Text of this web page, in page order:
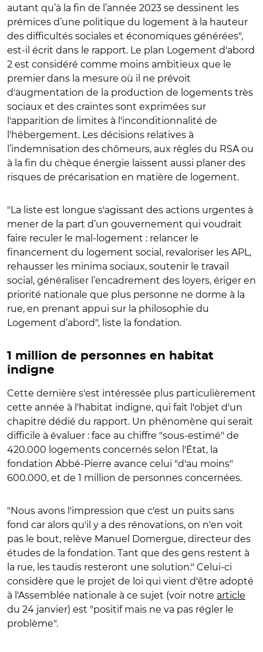
autant qu’à la fin de l’année 2023 se dessinent les
prémices d’une politique du logement à la hauteur
des difficultés sociales et économiques générées",
est-il écrit dans le rapport. Le plan Logement d'abord
2 est considéré comme moins ambitieux que le
premier dans la mesure où il ne prévoit
d'augmentation de la production de logements très
sociaux et des craintes sont exprimées sur
l'apparition de limites à l'inconditionnalité de
l'hébergement. Les décisions relatives à
l’indemnisation des chômeurs, aux règles du RSA ou
à la fin du chèque énergie laissent aussi planer des
risques de précarisation en matière de logement.
"La liste est longue s'agissant des actions urgentes à
mener de la part d’un gouvernement qui voudrait
faire reculer le mal-logement : relancer le
financement du logement social, revaloriser les APL,
rehausser les minima sociaux, soutenir le travail
social, généraliser l’encadrement des loyers, ériger en
priorité nationale que plus personne ne dorme à la
rue, en prenant appui sur la philosophie du
Logement d’abord", liste la fondation.
1 million de personnes en habitat
indigne
Cette dernière s'est intéressée plus particulièrement
cette année à l'habitat indigne, qui fait l'objet d'un
chapitre dédié du rapport. Un phénomène qui serait
difficile à évaluer : face au chiffre "sous-estimé" de
420.000 logements concernés selon l'État, la
fondation Abbé-Pierre avance celui "d'au moins"
600.000, et de 1 million de personnes concernées.
"Nous avons l'impression que c'est un puits sans
fond car alors qu'il y a des rénovations, on n'en voit
pas le bout, relève Manuel Domergue, directeur des
études de la fondation. Tant que des gens restent à
la rue, les taudis resteront une solution." Celui-ci
considère que le projet de loi qui vient d'être adopté
à l'Assemblée nationale à ce sujet (voir notre article
du 24 janvier) est "positif mais ne va pas régler le
problème".